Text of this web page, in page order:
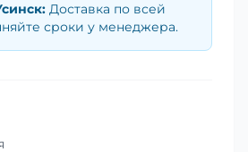
: Доставка по всей
сроки у менеджера.